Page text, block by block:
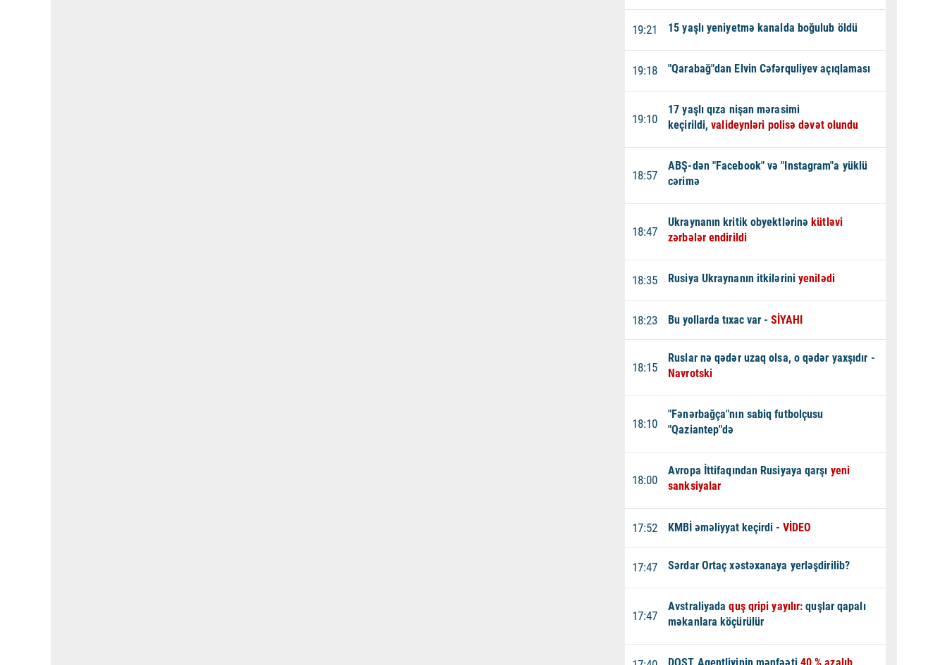
19:21 15 yaşlı yeniyetmə kanalda boğulub öldü
19:18 "Qarabağ"dan Elvin Cəfərquliyev açıqlaması
19:10
17 yaşlı qıza nişan mərasimi
keçirildi,valideynləri polisə dəvət olundu
18:57
ABŞ-dən "Facebook" və "Instagram"a yüklü
cərimə
18:47
Ukraynanın kritik obyektlərinəkütləvi
zərbələr endirildi
18:35 Rusiya Ukraynanın itkiləriniyenilədi
18:23 Bu yollarda tıxac var -SİYAHI
18:15
Ruslar nə qədər uzaq olsa, o qədər yaxşıdır -
Navrotski
18:10
"Fənərbağça"nın sabiq futbolçusu
"Qaziantep"də
18:00
Avropa İttifaqından Rusiyaya qarşı yeni
sanksiyalar
17:52 KMBİ əməliyyat keçirdi -VİDEO
17:47 Sərdar Ortaç xəstəxanaya yerləşdirilib?
17:47
Avstraliyadaquş qripi yayılır: quşlar qapalı
məkanlara köçürülür
DOST Agentliyinin mənfəəti 40 % azalıb